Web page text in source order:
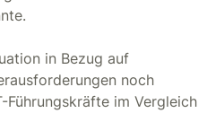
in Bezug auf
noch
im Vergleich